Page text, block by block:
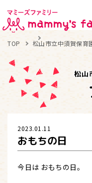
TOP 松山市立中須賀保育
松山
2023.01.11
おもちの日
今日は おもちの日。